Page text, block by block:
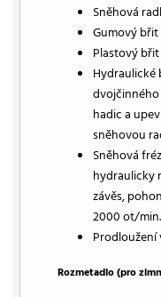
Sněhová
Gumový břit
Plastový břit
Hydraulické
hadic a
sněhovou
Sněhová
hydraulicky
závěs,
2000 ot/min.
Prodloužení
Rozmetadlo (pro